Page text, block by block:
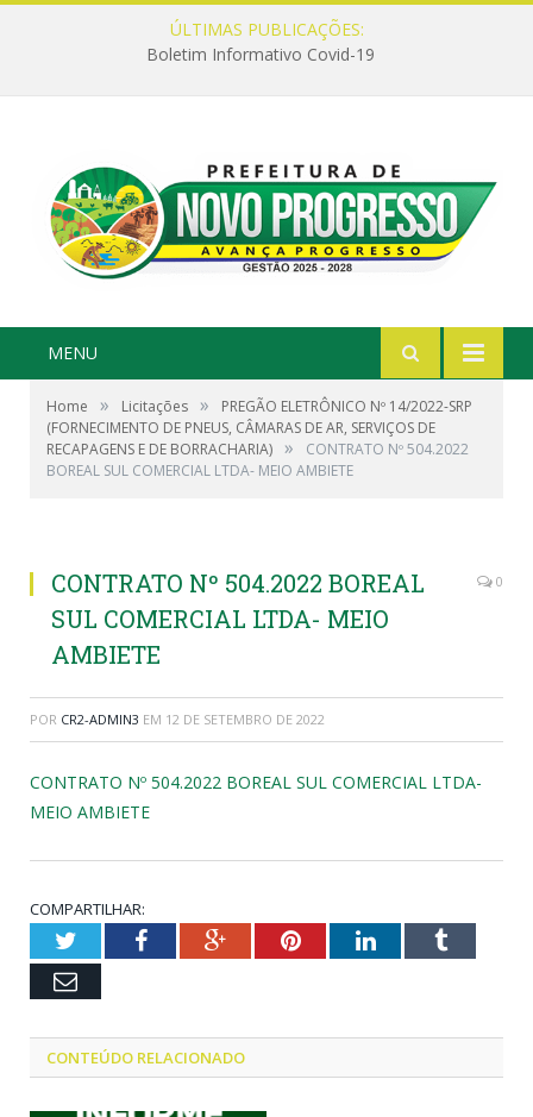
ÚLTIMAS PUBLICAÇÕES:
Boletim Informativo Covid-19
MENU
Home » Licitações »
PREGÃO ELETRÔNICO Nº 14/2022-SRP
(FORNECIMENTO DE PNEUS, CÂMARAS DE AR, SERVIÇOS DE
RECAPAGENS E DE BORRACHARIA) »
CONTRATO Nº 504.2022
BOREAL SUL COMERCIAL LTDA- MEIO AMBIETE
CONTRATO Nº 504.2022 BOREAL
SUL COMERCIAL LTDA- MEIO
AMBIETE
0
POR CR2-ADMIN3 EM 12 DE SETEMBRO DE 2022
CONTRATO Nº 504.2022 BOREAL SUL COMERCIAL LTDA-
MEIO AMBIETE
COMPARTILHAR:
TwitterFacebookGoogle+PinterestLinkedInTumblr
Email
CONTEÚDO RELACIONADO